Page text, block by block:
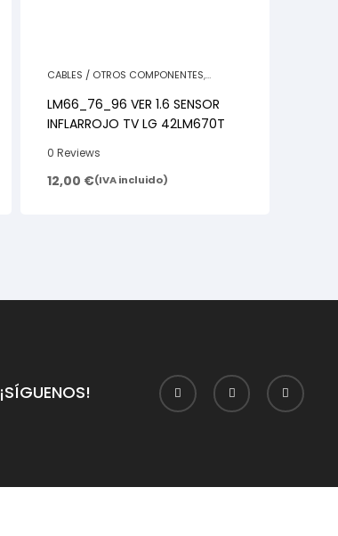
CABLES / OTROS COMPONENTES,
LM66_76_96 VER 1.6 SENSOR
INFLARROJO TV LG 42LM670T
0 Reviews
12,00 €(IVA incluido)
¡SÍGUENOS!